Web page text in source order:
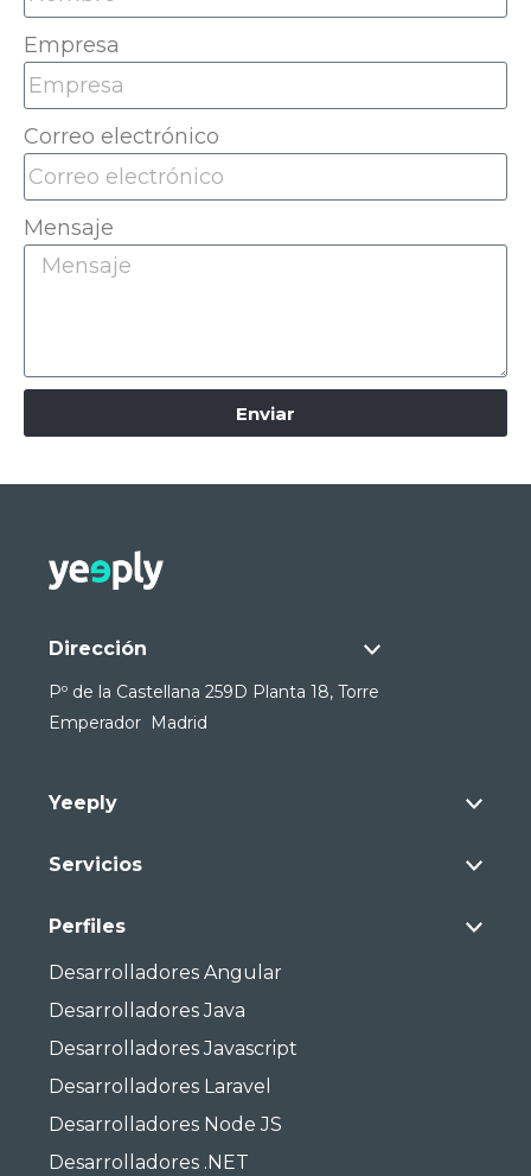
Empresa
Correo electrónico
Mensaje
Enviar
Dirección
Pº de la Castellana 259D Planta 18, Torre
Emperador Madrid
Yeeply
Servicios
Perfiles
Desarrolladores Angular
Desarrolladores Java
Desarrolladores Javascript
Desarrolladores Laravel
Desarrolladores Node JS
Desarrolladores .NET